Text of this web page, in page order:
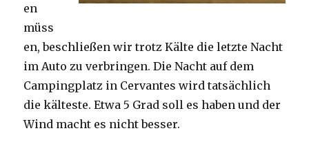
en
müss
en, beschließen wir trotz Kälte die letzte Nacht
im Auto zu verbringen. Die Nacht auf dem
Campingplatz in Cervantes wird tatsächlich
die kälteste. Etwa 5 Grad soll es haben und der
Wind macht es nicht besser.